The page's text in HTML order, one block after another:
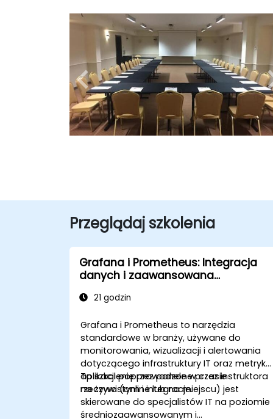
Przeglądaj szkolenia
Grafana i Prometheus: Integracja
danych i zaawansowana
21 godzin
Grafana i Prometheus to narzędzia
standardowe w branży, używane do
monitorowania, wizualizacji i alertowania
dotyczącego infrastruktury IT oraz metryk
aplikacji poprzez panele w czasie
rzeczywistym i integracje.
To szkolenie prowadzone przez instruktora
na żywo (online lub na miejscu) jest
skierowane do specjalistów IT na poziomie
średniozaawansowanym i